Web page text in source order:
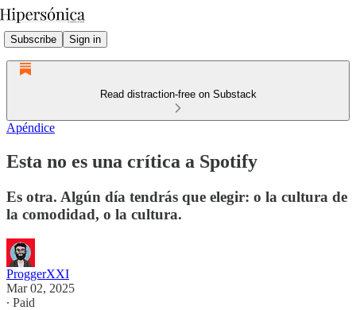
Subscribe Sign in
Read distraction-free on Substack
Apéndice
Esta no es una crítica a Spotify
Es otra. Algún día tendrás que elegir: o la cultura de
la comodidad, o la cultura.
ProggerXXI
Mar 02, 2025
∙ Paid